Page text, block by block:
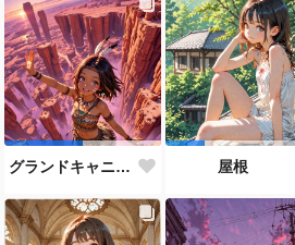
グランドキャニオン 屋根